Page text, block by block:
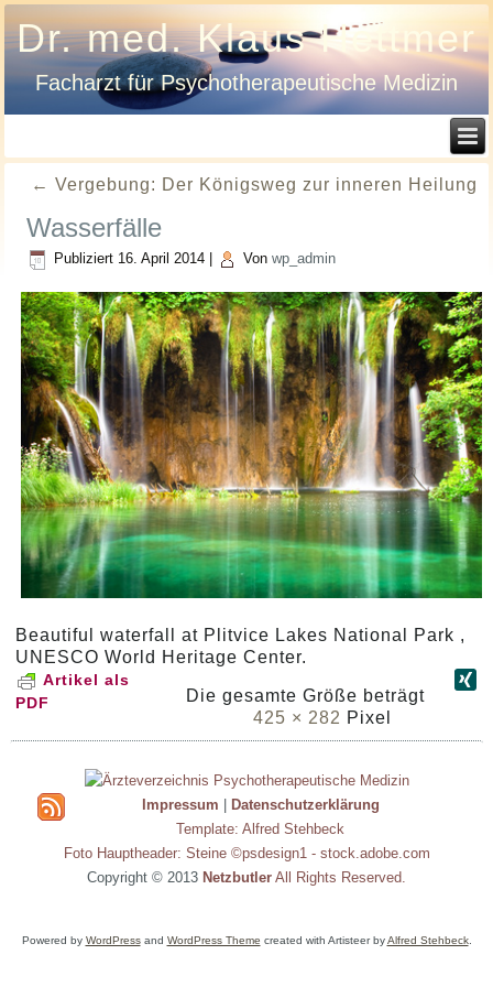
Dr. med. Klaus Hettmer
Facharzt für Psychotherapeutische Medizin
← Vergebung: Der Königsweg zur inneren Heilung
Wasserfälle
Publiziert 16. April 2014 Von wp_admin
Beautiful waterfall at Plitvice Lakes National Park ,
UNESCO World Heritage Center.
Artikel als
PDF
Die gesamte Größe beträgt
425 × 282 Pixel
Impressum | Datenschutzerklärung
Template: Alfred Stehbeck
Foto Hauptheader: Steine ©psdesign1 - stock.adobe.com
Copyright © 2013 Netzbutler All Rights Reserved.
Powered by WordPressand WordPress Theme created with Artisteer byAlfred Stehbeck.